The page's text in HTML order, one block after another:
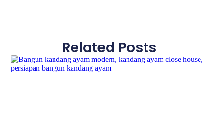
Related Posts